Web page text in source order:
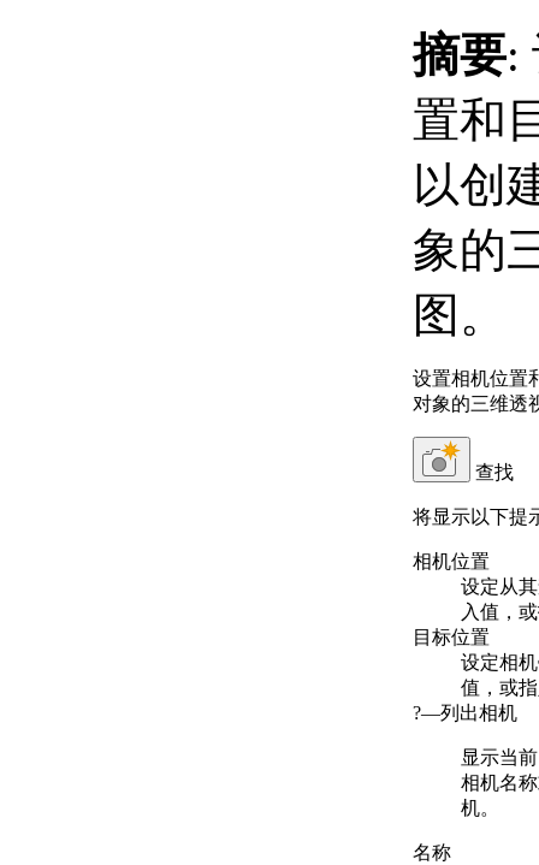
摘要:
置和
以创
象的
图。
设置相机位置
对象的三维透
查找
将显示以下提
相机位置
设定从
入值，
目标位置
设定相
值，或
?—列出相机
显示当
相机名
机。
名称